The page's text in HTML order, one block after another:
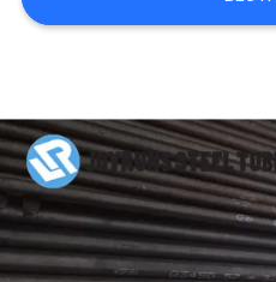
EIN
DATENSCHUTZ-